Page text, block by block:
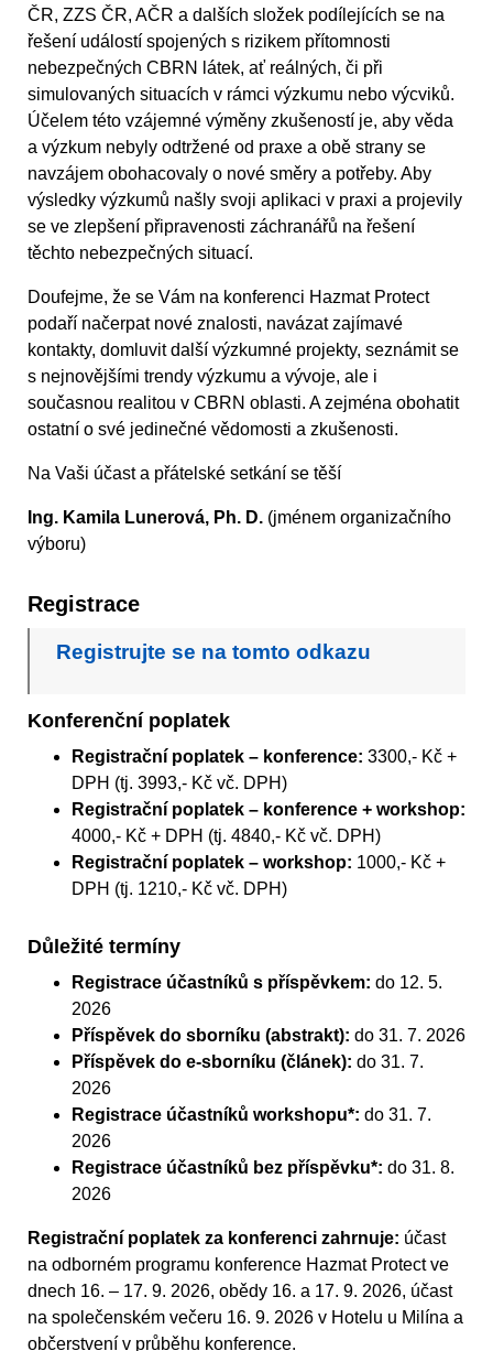
ČR, ZZS ČR, AČR a dalších složek podílejících se na
řešení událostí spojených s rizikem přítomnosti
nebezpečných CBRN látek, ať reálných, či při
simulovaných situacích v rámci výzkumu nebo výcviků.
Účelem této vzájemné výměny zkušeností je, aby věda
a výzkum nebyly odtržené od praxe a obě strany se
navzájem obohacovaly o nové směry a potřeby. Aby
výsledky výzkumů našly svoji aplikaci v praxi a projevily
se ve zlepšení připravenosti záchranářů na řešení
těchto nebezpečných situací.
Doufejme, že se Vám na konferenci Hazmat Protect
podaří načerpat nové znalosti, navázat zajímavé
kontakty, domluvit další výzkumné projekty, seznámit se
s nejnovějšími trendy výzkumu a vývoje, ale i
současnou realitou v CBRN oblasti. A zejména obohatit
ostatní o své jedinečné vědomosti a zkušenosti.
Na Vaši účast a přátelské setkání se těší
Ing. Kamila Lunerová, Ph. D. (jménem organizačního
výboru)
Registrace
Registrujte se na tomto odkazu
Konferenční poplatek
Registrační poplatek – konference: 3300,- Kč +
DPH (tj. 3993,- Kč vč. DPH)
Registrační poplatek – konference + workshop:
4000,- Kč + DPH (tj. 4840,- Kč vč. DPH)
Registrační poplatek – workshop: 1000,- Kč +
DPH (tj. 1210,- Kč vč. DPH)
Důležité termíny
Registrace účastníků s příspěvkem: do 12. 5.
2026
Příspěvek do sborníku (abstrakt): do 31. 7. 2026
Příspěvek do e-sborníku (článek): do 31. 7.
2026
Registrace účastníků workshopu*: do 31. 7.
2026
Registrace účastníků bez příspěvku*: do 31. 8.
2026
Registrační poplatek za konferenci zahrnuje: účast
na odborném programu konference Hazmat Protect ve
dnech 16. – 17. 9. 2026, obědy 16. a 17. 9. 2026, účast
na společenském večeru 16. 9. 2026 v Hotelu u Milína a
občerstvení v průběhu konference.